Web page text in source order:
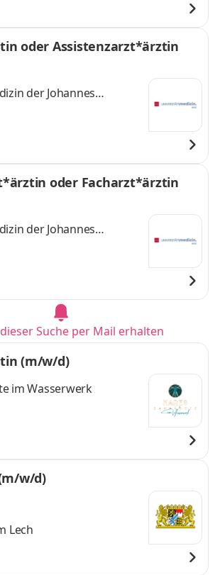
oder Assistenzarzt*ärztin
der Johannes
Mainz
oder Facharzt*ärztin
der Johannes
Mainz
Suche per Mail erhalten
(m/w/d)
im Wasserwerk
w/d)
Lech